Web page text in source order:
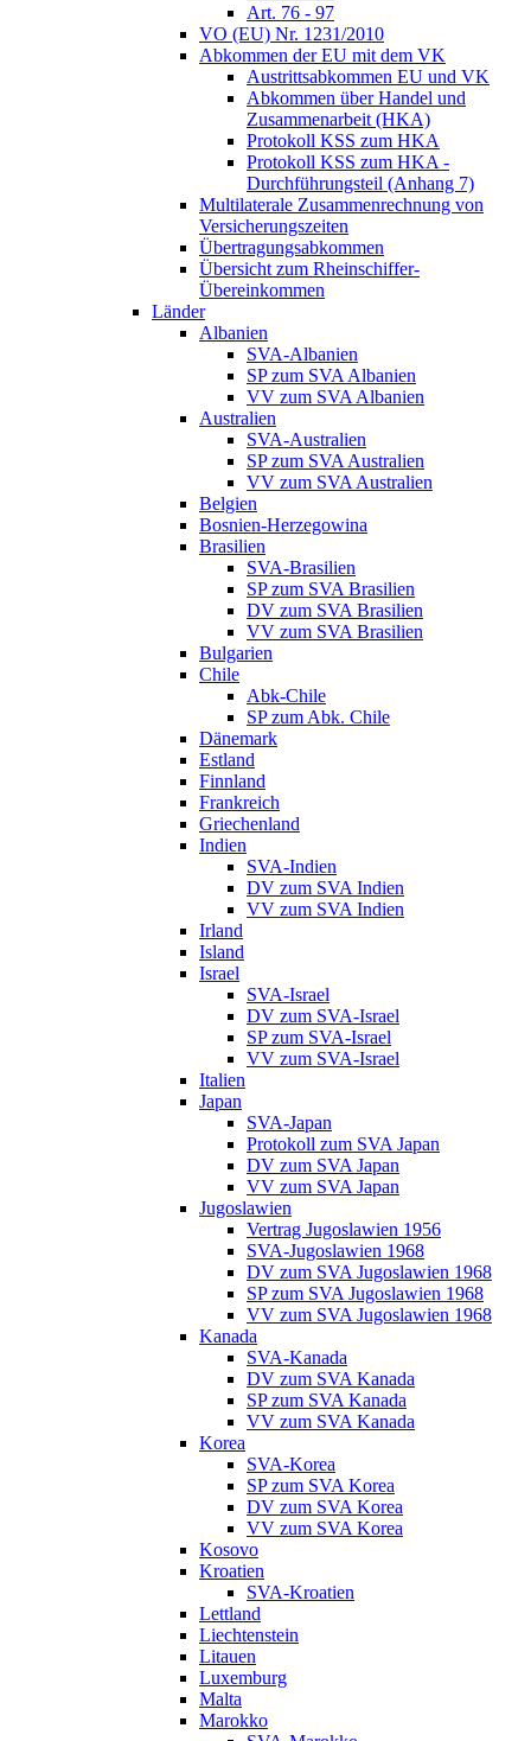
Art. 76 - 97
VO (EU) Nr. 1231/2010
Abkommen der EU mit dem VK
Austrittsabkommen EU und VK
Abkommen über Handel und
Zusammenarbeit (HKA)
Protokoll KSS zum HKA
Protokoll KSS zum HKA -
Durchführungsteil (Anhang 7)
Multilaterale Zusammenrechnung von
Versicherungszeiten
Übertragungsabkommen
Übersicht zum Rheinschiffer-
Übereinkommen
Länder
Albanien
SVA-Albanien
SP zum SVA Albanien
VV zum SVA Albanien
Australien
SVA-Australien
SP zum SVA Australien
VV zum SVA Australien
Belgien
Bosnien-Herzegowina
Brasilien
SVA-Brasilien
SP zum SVA Brasilien
DV zum SVA Brasilien
VV zum SVA Brasilien
Bulgarien
Chile
Abk-Chile
SP zum Abk. Chile
Dänemark
Estland
Finnland
Frankreich
Griechenland
Indien
SVA-Indien
DV zum SVA Indien
VV zum SVA Indien
Irland
Island
Israel
SVA-Israel
DV zum SVA-Israel
SP zum SVA-Israel
VV zum SVA-Israel
Italien
Japan
SVA-Japan
Protokoll zum SVA Japan
DV zum SVA Japan
VV zum SVA Japan
Jugoslawien
Vertrag Jugoslawien 1956
SVA-Jugoslawien 1968
DV zum SVA Jugoslawien 1968
SP zum SVA Jugoslawien 1968
VV zum SVA Jugoslawien 1968
Kanada
SVA-Kanada
DV zum SVA Kanada
SP zum SVA Kanada
VV zum SVA Kanada
Korea
SVA-Korea
SP zum SVA Korea
DV zum SVA Korea
VV zum SVA Korea
Kosovo
Kroatien
SVA-Kroatien
Lettland
Liechtenstein
Litauen
Luxemburg
Malta
Marokko